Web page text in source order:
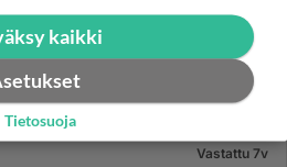
Vastattu 7v
kaikki
Tietosuoja